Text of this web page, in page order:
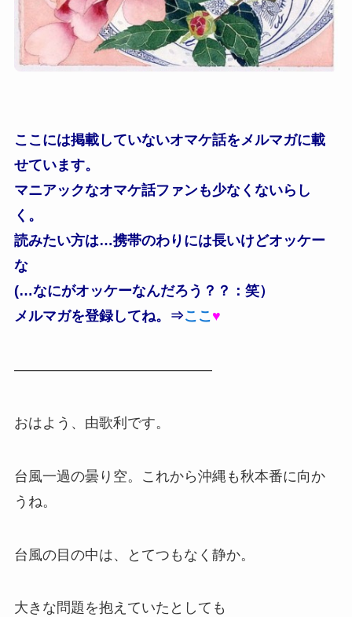
ここには掲載していないオマケ話をメルマガに載
せています。
マニアックなオマケ話ファンも少なくないらし
く。
読みたい方は…携帯のわりには長いけどオッケー
な
(…なにがオッケーなんだろう？？：笑）
メルマガを登録してね。⇒ここ♥
——————————————
おはよう、由歌利です。
台風一過の曇り空。これから沖縄も秋本番に向か
うね。
台風の目の中は、とてつもなく静か。
大きな問題を抱えていたとしても